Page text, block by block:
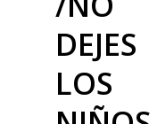
DEJES
LOS